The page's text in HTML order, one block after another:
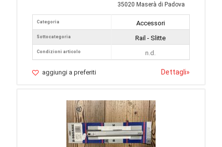
35020 Maserà di Padova
Categoria
Sottocategoria
Condizioni articolo
Accessori
Rail - Slitte
n.d.
aggiungi a preferiti Dettagli»